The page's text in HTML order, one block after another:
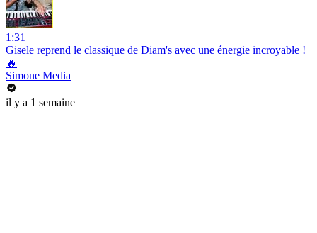
1:31
Gisele reprend le classique de Diam's avec une énergie incroyable !
🔥
Simone Media
il y a 1 semaine